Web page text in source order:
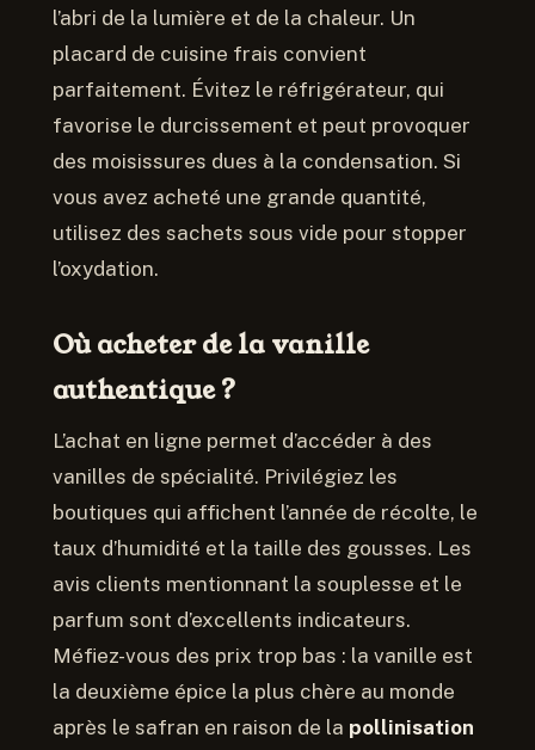
l’abri de la lumière et de la chaleur. Un
placard de cuisine frais convient
parfaitement. Évitez le réfrigérateur, qui
favorise le durcissement et peut provoquer
des moisissures dues à la condensation. Si
vous avez acheté une grande quantité,
utilisez des sachets sous vide pour stopper
l’oxydation.
Où acheter de la vanille
authentique ?
L’achat en ligne permet d’accéder à des
vanilles de spécialité. Privilégiez les
boutiques qui affichent l’année de récolte, le
taux d’humidité et la taille des gousses. Les
avis clients mentionnant la souplesse et le
parfum sont d’excellents indicateurs.
Méfiez-vous des prix trop bas : la vanille est
la deuxième épice la plus chère au monde
après le safran en raison de la pollinisation